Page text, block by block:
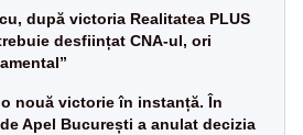
după victoria Realitatea PLUS
desființat CNA-ul, ori
o nouă victorie în instanță. În
Apel București a anulat decizia